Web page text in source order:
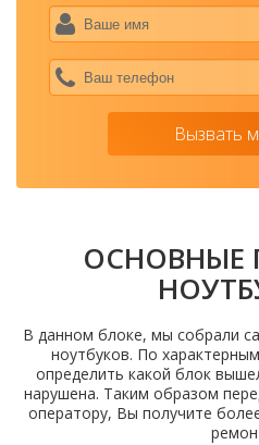
Вызвать
В данном блоке, мы собрали
ноутбуков. По
определить какой блок
нарушена. Таким образом
оператору, Вы получите